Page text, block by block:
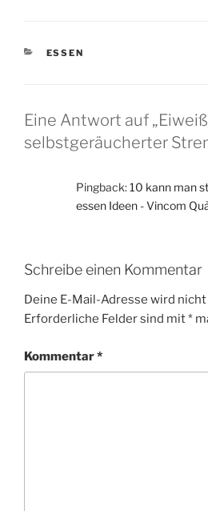
KATEGORIEN
ESSEN
Eine Antwort auf
selbstgeräucherter
Pingback:10 kann man
essen Ideen - Vincom
Schreibe einen Kommentar
Deine E-Mail-Adresse wird
Erforderliche Felder sind mit*
Kommentar*